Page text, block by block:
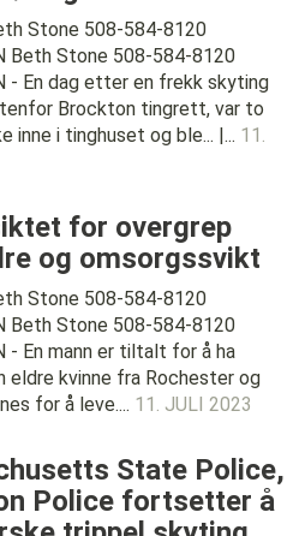
Stone 508-584-8120
Beth Stone 508-584-8120
- En dag etter en frekk skyting
Brockton tingrett, var to
inne i tinghuset og ble... |... 11.
for overgrep
og omsorgssvikt
Stone 508-584-8120
Beth Stone 508-584-8120
- En mann er tiltalt for å ha
kvinne fra Rochester og
for å leve.... 11. JULI 2023
State Police,
Police fortsetter å